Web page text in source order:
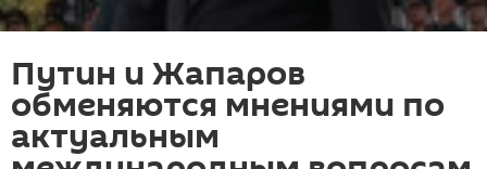
Путин и Жапаров
обменяются мнениями по
актуальным